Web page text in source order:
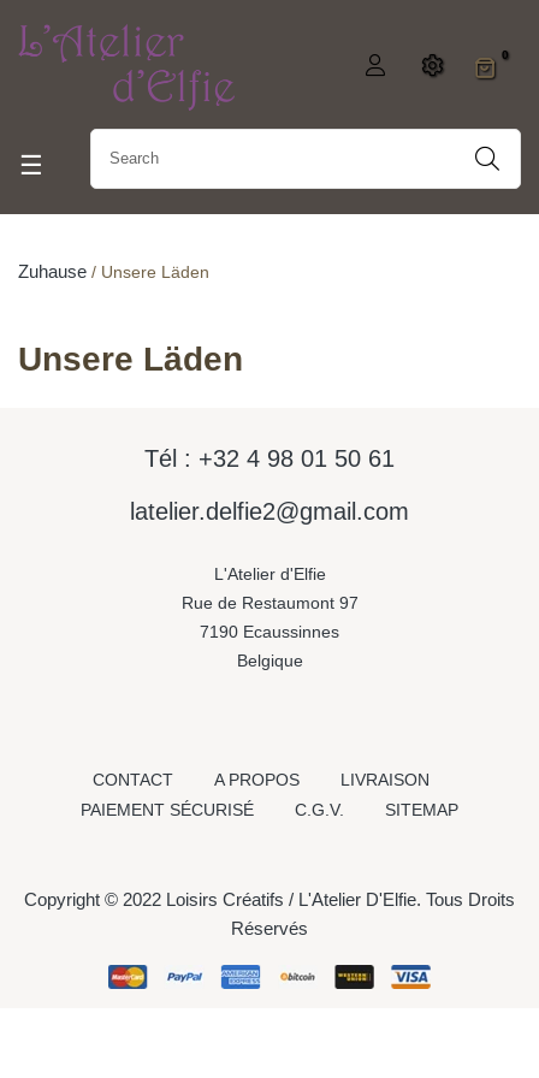
0
Umschalten der Navigation
☰
Zuhause Unsere Läden
Unsere Läden
Tél : +32 4 98 01 50 61
latelier.delfie2@gmail.com
L'Atelier d'Elfie
Rue de Restaumont 97
7190 Ecaussinnes
Belgique
CONTACT A PROPOS
LIVRAISON
PAIEMENT SÉCURISÉ
C.G.V. SITEMAP
Copyright © 2022 Loisirs Créatifs / L'Atelier D'Elfie. Tous Droits
Réservés